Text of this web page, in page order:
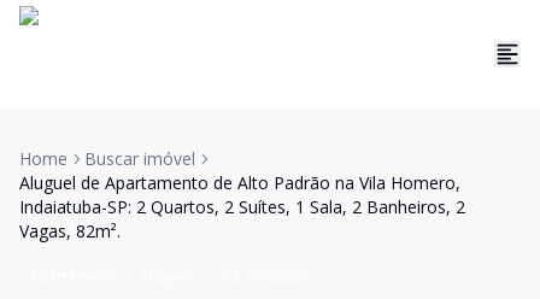
Home
Buscar imóvel
Aluguel de Apartamento de Alto Padrão na Vila Homero,
Indaiatuba-SP: 2 Quartos, 2 Suítes, 1 Sala, 2 Banheiros, 2
Vagas, 82m².